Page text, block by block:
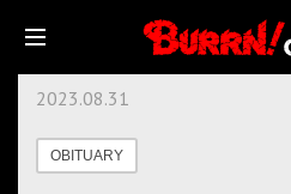
2023.08.31
OBITUARY